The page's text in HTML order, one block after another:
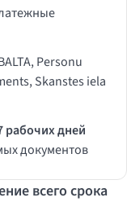
Personu
Skanstes iela
рабочих дней
документов
всего срока